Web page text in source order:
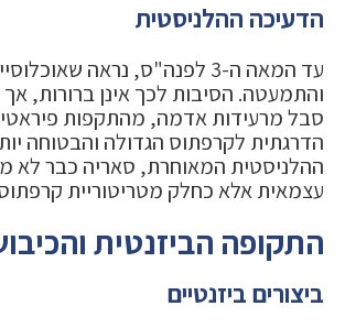
הדעיכה ההלניסטית
עד המאה ה-3 לפנה"ס, נראה
והתמעטה. הסיבות לכך אינן ברורות, אך
סבל מרעידות אדמה, מהתקפות
הדרגתית לקרפתוס הגדולה והבטוחה
ההלניסטית המאוחרת, סאריה כבר לא
עצמאית אלא כחלק מטריטוריית
התקופה הביזנטית
ביצורים ביזנטיים